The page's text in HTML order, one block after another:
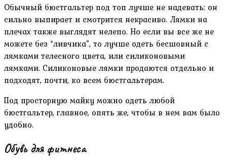
Обычный бюстгальтер под топ лучше не надевать: он
сильно выпирает и смотрится некрасиво. Лямки на
плечах также выглядят нелепо. Но если вы все же не
можете без “ливчика”, то лучше одеть бесшовный с
лямками телесного цвета, или силиконовыми
лямками. Силиконовые лямки продаются отдельно и
подходят, почти, ко всем бюстгальтерам.
Под просторную майку можно одеть любой
бюстгальтер, главное, опять же, чтобы в нем вам было
удобно.
Обувь для фитнеса